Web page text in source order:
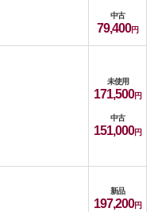
中古
79,400
未使用
171,500
中古
151,000
新品
197,200